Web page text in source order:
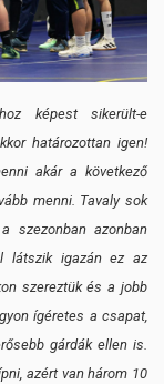
képest sikerült-e
határozottan igen!
akár a következő
menni. Tavaly sok
szezonban azonban
látszik igazán ez az
szereztük és a jobb
ígéretes a csapat,
gárdák ellen is.
azért van három 10